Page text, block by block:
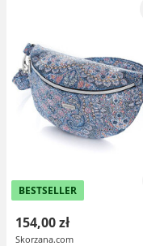
BESTSELLER
154,00 zł
Skorzana.com